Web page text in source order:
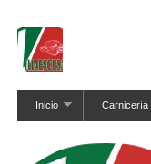
Inicio Carnicería